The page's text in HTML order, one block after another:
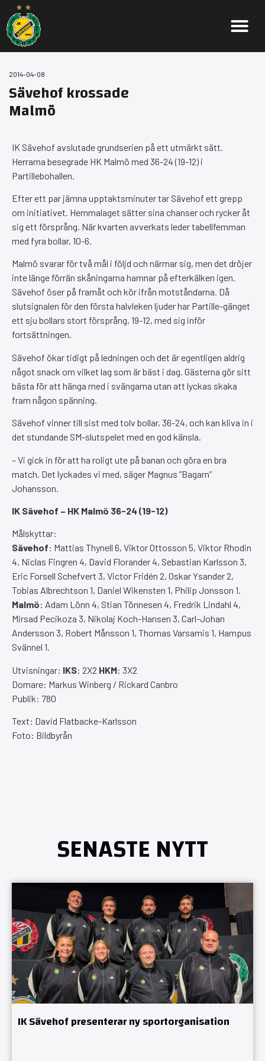
2014-04-08
Sävehof krossade
Malmö
IK Sävehof avslutade grundserien på ett utmärkt sätt.
Herrarna besegrade HK Malmö med 36-24 (19-12) i
Partillebohallen.
Efter ett par jämna upptaktsminuter tar Sävehof ett grepp
om initiativet. Hemmalaget sätter sina chanser och rycker åt
sig ett försprång. När kvarten avverkats leder tabellfemman
med fyra bollar, 10-6.
Malmö svarar för två mål i följd och närmar sig, men det dröjer
inte länge förrän skåningarna hamnar på efterkälken igen.
Sävehof öser på framåt och kör ifrån motståndarna. Då
slutsignalen för den första halvleken ljuder har Partille-gänget
ett sju bollars stort försprång, 19-12, med sig inför
fortsättningen.
Sävehof ökar tidigt på ledningen och det är egentligen aldrig
något snack om vilket lag som är bäst i dag. Gästerna gör sitt
bästa för att hänga med i svängarna utan att lyckas skaka
fram någon spänning.
Sävehof vinner till sist med tolv bollar, 36-24, och kan kliva in i
det stundande SM-slutspelet med en god känsla.
– Vi gick in för att ha roligt ute på banan och göra en bra
match. Det lyckades vi med, säger Magnus ”Bagarn”
Johansson.
IK Sävehof – HK Malmö 36-24 (19-12)
Målskyttar:
Sävehof: Mattias Thynell 6, Viktor Ottosson 5, Viktor Rhodin
4, Niclas Fingren 4, David Florander 4, Sebastian Karlsson 3,
Eric Forsell Schefvert 3, Victor Fridén 2, Oskar Ysander 2,
Tobias Albrechtson 1, Daniel Wikensten 1, Philip Jonsson 1.
Malmö: Adam Lönn 4, Stian Tönnesen 4, Fredrik Lindahl 4,
Mirsad Pecikoza 3, Nikolaj Koch-Hansen 3, Carl-Johan
Andersson 3, Robert Månsson 1, Thomas Varsamis 1, Hampus
Svännel 1.
Utvisningar: IKS: 2X2 HKM: 3X2
Domare: Markus Winberg / Rickard Canbro
Publik: 780
Text: David Flatbacke-Karlsson
Foto: Bildbyrån
SENASTE NYTT
IK Sävehof presenterar ny sportorganisation